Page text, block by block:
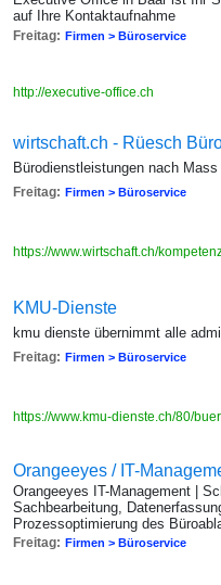
auf Ihre Kontaktaufnahme
Freitag: Firmen > Büroservice
http://executive-office.ch
wirtschaft.ch - Rüesch
Bürodienstleistungen nach
Freitag: Firmen > Büroservice
https://www.wirtschaft.ch/
KMU-Dienste
kmu dienste übernimmt alle
Freitag: Firmen > Büroservice
https://www.kmu-dienste.ch/80/
Orangeeyes / IT-
Orangeeyes IT-Management |
Sachbearbeitung,
Prozessoptimierung des
Freitag: Firmen > Büroservice